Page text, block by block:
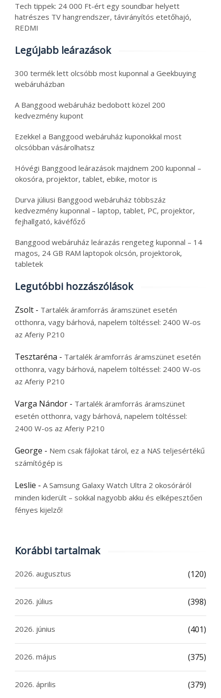
Tech tippek: 24 000 Ft-ért egy soundbar helyett
hatrészes TV hangrendszer, távirányítós etetőhajó,
REDMI
Legújabb leárazások
300 termék lett olcsóbb most kuponnal a Geekbuying
webáruházban
A Banggood webáruház bedobott közel 200
kedvezmény kupont
Ezekkel a Banggood webáruház kuponokkal most
olcsóbban vásárolhatsz
Hóvégi Banggood leárazások majdnem 200 kuponnal –
okosóra, projektor, tablet, ebike, motor is
Durva júliusi Banggood webáruház többszáz
kedvezmény kuponnal – laptop, tablet, PC, projektor,
fejhallgató, kávéfőző
Banggood webáruház leárazás rengeteg kuponnal – 14
magos, 24 GB RAM laptopok olcsón, projektorok,
tabletek
Legutóbbi hozzászólások
Zsolt - Tartalék áramforrás áramszünet esetén
otthonra, vagy bárhová, napelem töltéssel: 2400 W-os
az Aferiy P210
Tesztaréna - Tartalék áramforrás áramszünet esetén
otthonra, vagy bárhová, napelem töltéssel: 2400 W-os
az Aferiy P210
Varga Nándor - Tartalék áramforrás áramszünet
esetén otthonra, vagy bárhová, napelem töltéssel:
2400 W-os az Aferiy P210
George - Nem csak fájlokat tárol, ez a NAS teljesértékű
számítógép is
Leslie - A Samsung Galaxy Watch Ultra 2 okosóráról
minden kiderült – sokkal nagyobb akku és elképesztően
fényes kijelző!
Korábbi tartalmak
2026. augusztus (120)
2026. július (398)
2026. június (401)
2026. május (375)
2026. április (379)